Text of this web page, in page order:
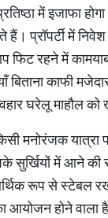
में इजाफा होगा।
हैं। प्रॉपर्टी में
रहने में
काफी
घरेलू माहौल को
मनोरंजक यात्रा
सुर्खियों में आने की
रूप से स्टेबल
का आयोजन होने